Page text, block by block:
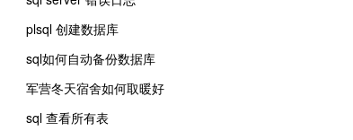
plsql 创建数据库
sql如何自动备份数据库
军营冬天宿舍如何取暖好
sql 查看所有表